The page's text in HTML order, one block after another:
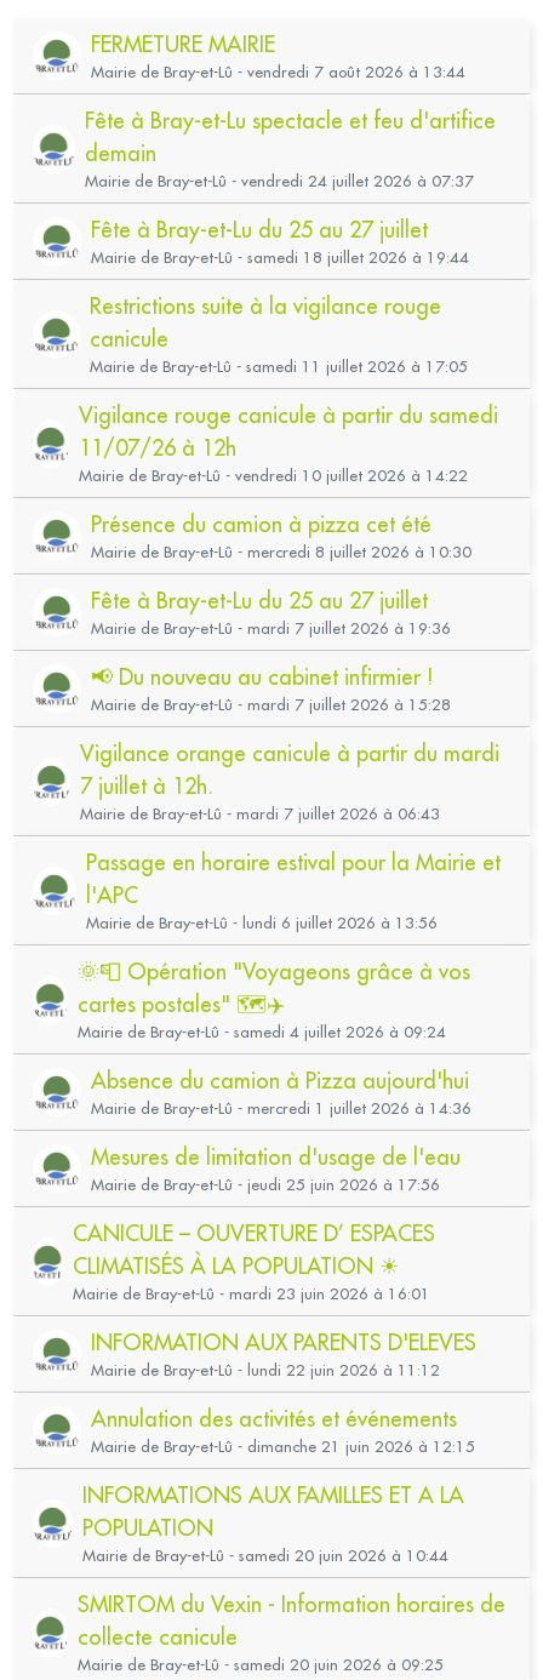
FERMETURE MAIRIE
Mairie de Bray-et-Lû - vendredi 7 août 2026 à 13:44
Fête à Bray-et-Lu spectacle et feu d'artifice
demain
Mairie de Bray-et-Lû - vendredi 24 juillet 2026 à 07:37
Fête à Bray-et-Lu du 25 au 27 juillet
Mairie de Bray-et-Lû - samedi 18 juillet 2026 à 19:44
Restrictions suite à la vigilance rouge
canicule
Mairie de Bray-et-Lû - samedi 11 juillet 2026 à 17:05
Vigilance rouge canicule à partir du samedi
11/07/26 à 12h
Mairie de Bray-et-Lû - vendredi 10 juillet 2026 à 14:22
Présence du camion à pizza cet été
Mairie de Bray-et-Lû - mercredi 8 juillet 2026 à 10:30
Fête à Bray-et-Lu du 25 au 27 juillet
Mairie de Bray-et-Lû - mardi 7 juillet 2026 à 19:36
📢 Du nouveau au cabinet infirmier !
Mairie de Bray-et-Lû - mardi 7 juillet 2026 à 15:28
Vigilance orange canicule à partir du mardi
7 juillet à 12h.
Mairie de Bray-et-Lû - mardi 7 juillet 2026 à 06:43
Passage en horaire estival pour la Mairie et
l'APC
Mairie de Bray-et-Lû - lundi 6 juillet 2026 à 13:56
🌞📮 Opération "Voyageons grâce à vos
cartes postales" 🗺️✈️
Mairie de Bray-et-Lû - samedi 4 juillet 2026 à 09:24
Absence du camion à Pizza aujourd'hui
Mairie de Bray-et-Lû - mercredi 1 juillet 2026 à 14:36
Mesures de limitation d'usage de l'eau
Mairie de Bray-et-Lû - jeudi 25 juin 2026 à 17:56
CANICULE – OUVERTURE D’ ESPACES
CLIMATISÉS À LA POPULATION ☀
Mairie de Bray-et-Lû - mardi 23 juin 2026 à 16:01
INFORMATION AUX PARENTS D'ELEVES
Mairie de Bray-et-Lû - lundi 22 juin 2026 à 11:12
Annulation des activités et événements
Mairie de Bray-et-Lû - dimanche 21 juin 2026 à 12:15
INFORMATIONS AUX FAMILLES ET A LA
POPULATION
Mairie de Bray-et-Lû - samedi 20 juin 2026 à 10:44
SMIRTOM du Vexin - Information horaires de
collecte canicule
Mairie de Bray-et-Lû - samedi 20 juin 2026 à 09:25